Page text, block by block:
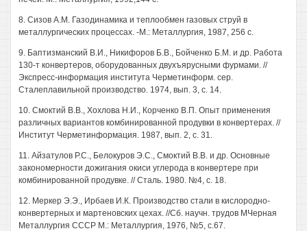
8. Сизов А.М. Газодинамика и теплообмен газовых струй в
металлургических процессах. -М.: Металлургия, 1987, 256 с.
9. Баптизманский В.И., Никифоров Б.В., Бойченко Б.М. и др. Работа
130-т конвертеров, оборудованных двухъярусными фурмами. //
Экспресс-информация института Черметинформ. сер.
Сталеплавильной производство. 1974, вып. 3, с. 14.
10. Смоктий В.В., Хохлова Н.И., Корченко В.П. Опыт применения
различных вариантов комбинированной продувки в конвертерах. //
Институт Черметинформация. 1987, вып. 2, с. 31.
11. Айзатулов Р.С., Белокуров Э.С., Смоктий В.В. и др. Основные
закономерности дожигания окиси углерода в конвертере при
комбинированной продувке. // Сталь. 1980. №4, с. 18.
12. Меркер Э.Э., Ирбаев И.К. Производство стали в кислородно-
конвертерных и мартеновских цехах. //Сб. научн. трудов МЧерная
Металлургия СССР М.: Металлургия, 1976, №5, с.67.